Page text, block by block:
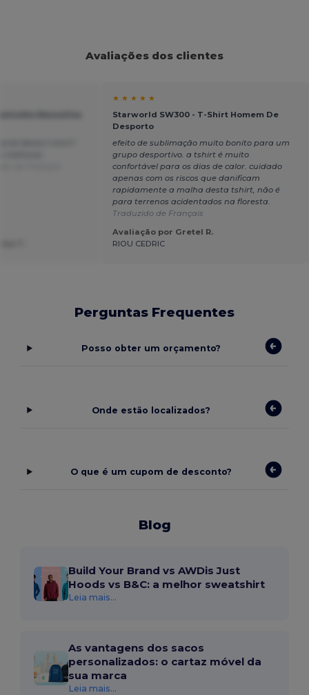
Avaliações dos clientes
★ ★ ★ ★ ★
Starworld SW300 - T-Shirt Homem De
Desporto
efeito de sublimação muito bonito para um
grupo desportivo. a tshirt é muito
confortável para os dias de calor. cuidado
apenas com os riscos que danificam
rapidamente a malha desta tshirt, não é
para terrenos acidentados na floresta.
Traduzido de Français
Avaliação por Gretel R.
RIOU CEDRIC
Perguntas Frequentes
Posso obter um orçamento?
Onde estão localizados?
O que é um cupom de desconto?
Blog
Build Your Brand vs AWDis Just
Hoods vs B&C: a melhor sweatshirt
Leia mais...
As vantagens dos sacos
personalizados: o cartaz móvel da
sua marca
Leia mais...